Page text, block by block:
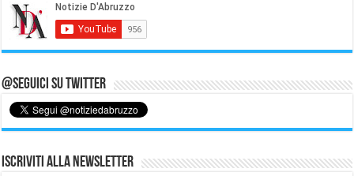
@Seguici su Twitter
Iscriviti alla Newsletter